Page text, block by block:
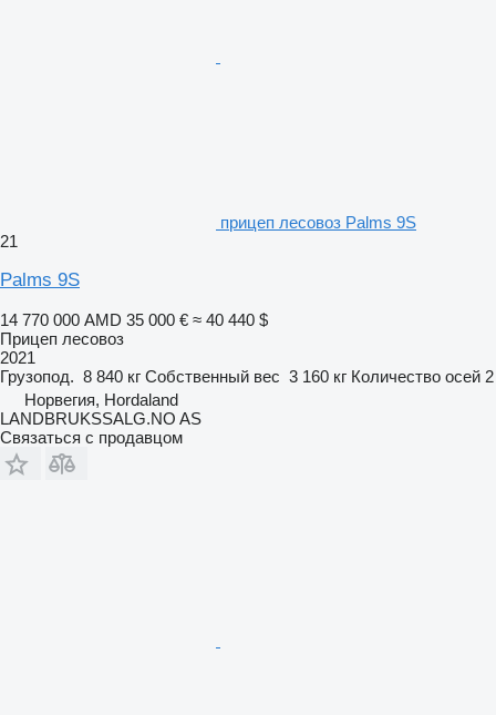
прицеп лесовоз Palms 9S
21
Palms 9S
14 770 000 AMD 35 000 € ≈ 40 440 $
Прицеп лесовоз
2021
Грузопод. 8 840 кг Собственный вес 3 160 кг Количество осей 2
Норвегия, Hordaland
LANDBRUKSSALG.NO AS
Связаться с продавцом